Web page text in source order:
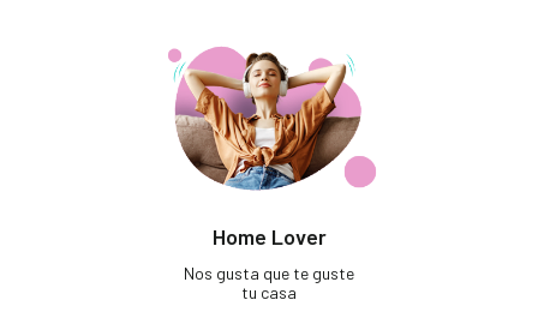
Home Lover
Nos gusta que te guste
tu casa